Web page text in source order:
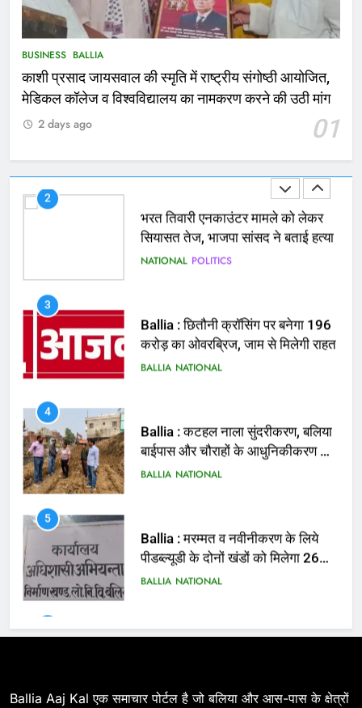
BUSINESS BALLIA
काशी प्रसाद जायसवाल की स्मृति में राष्ट्रीय संगोष्ठी आयोजित,
मेडिकल कॉलेज व विश्वविद्यालय का नामकरण करने की उठी मांग
01
2 days ago
कोचिंग सेंटर में लगी भीषण आग, जान
बचाने के लिए छात्रों ने लगाई छलांग, कई
2
भरत तिवारी एनकाउंटर मामले को लेकर
सियासत तेज, भाजपा सांसद ने बताई हत्या
NATIONAL POLITICS
3
Ballia : छितौनी क्रॉसिंग पर बनेगा 196
करोड़ का ओवरब्रिज, जाम से मिलेगी राहत
BALLIA NATIONAL
4
Ballia : कटहल नाला सुंदरीकरण, बलिया
बाईपास और चौराहों के आधुनिकीकरण की
तैयारी तेज
BALLIA NATIONAL
5
Ballia : मरम्मत व नवीनीकरण के लिये
पीडब्ल्यूडी के दोनों खंडों को मिलेगा 26
करोड़
BALLIA NATIONAL
6
Ballia : 110 फीट ऊंचे तिरंगे के सम्मान
में बलिया में निकला तिरंगा यात्रा
BALLIA NATIONAL
7
BALLIA NATIONAL
Ballia Aaj Kal एक समाचार पोर्टल है जो बलिया और आस-पास के क्षेत्रों